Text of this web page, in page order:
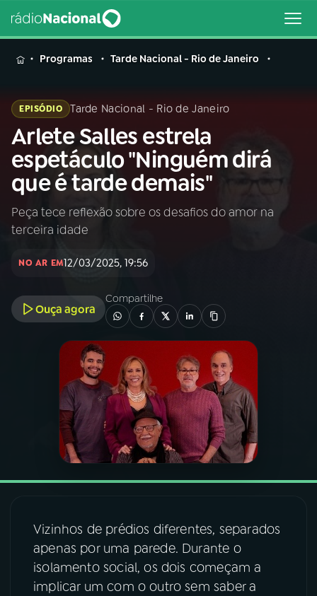
MENU
Buscar
na
Rádio
Nacional
Buscar
AO VIVO
INÍCIO
A RÁDIO
PROGRAMAÇÃO
PROGRAMAS
PODCASTS
07ÚLTIMAS
08FESTIVAL DE MÚSICA
Programas Tarde Nacional - Rio de Janeiro
EPISÓDIO Tarde Nacional - Rio de Janeiro
Arlete Salles estrela
espetáculo "Ninguém dirá
que é tarde demais"
Peça tece reflexão sobre os desafios do amor na
terceira idade
NO AR EM12/03/2025, 19:56
Ouça agora
Compartilhe
Vizinhos de prédios diferentes, separados
apenas por uma parede. Durante o
isolamento social, os dois começam a
implicar um com o outro sem saber a